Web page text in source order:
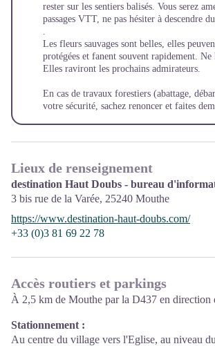
rester sur les sentiers balisés. Vous serez
passages VTT, ne pas hésiter à descendre
.
Les fleurs sauvages sont belles, elles
protégées et fanent souvent rapidement. Ne
Elles raviront les prochains admirateurs.
En cas de travaux forestiers (abattage,
votre sécurité, sachez renoncer et faites
Lieux de renseignement
destination Haut Doubs - bureau
3 bis rue de la Varée, 25240 Mouthe
https://www.destination-haut-doubs.com/
+33 (0)3 81 69 22 78
Accès routiers et parkings
À 2,5 km de Mouthe par la D437 en direction
Stationnement :
Au centre du village vers l'Eglise, au niveau